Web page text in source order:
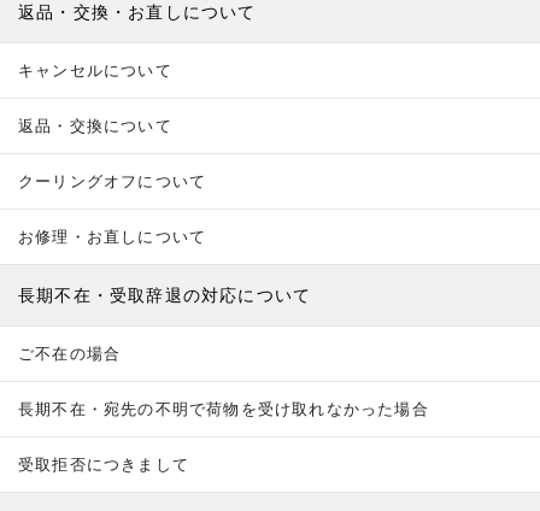
返品・交換・お直しについて
キャンセルについて
返品・交換について
クーリングオフについて
お修理・お直しについて
長期不在・受取辞退の対応について
ご不在の場合
長期不在・宛先の不明で荷物を受け取れなかった場合
受取拒否につきまして